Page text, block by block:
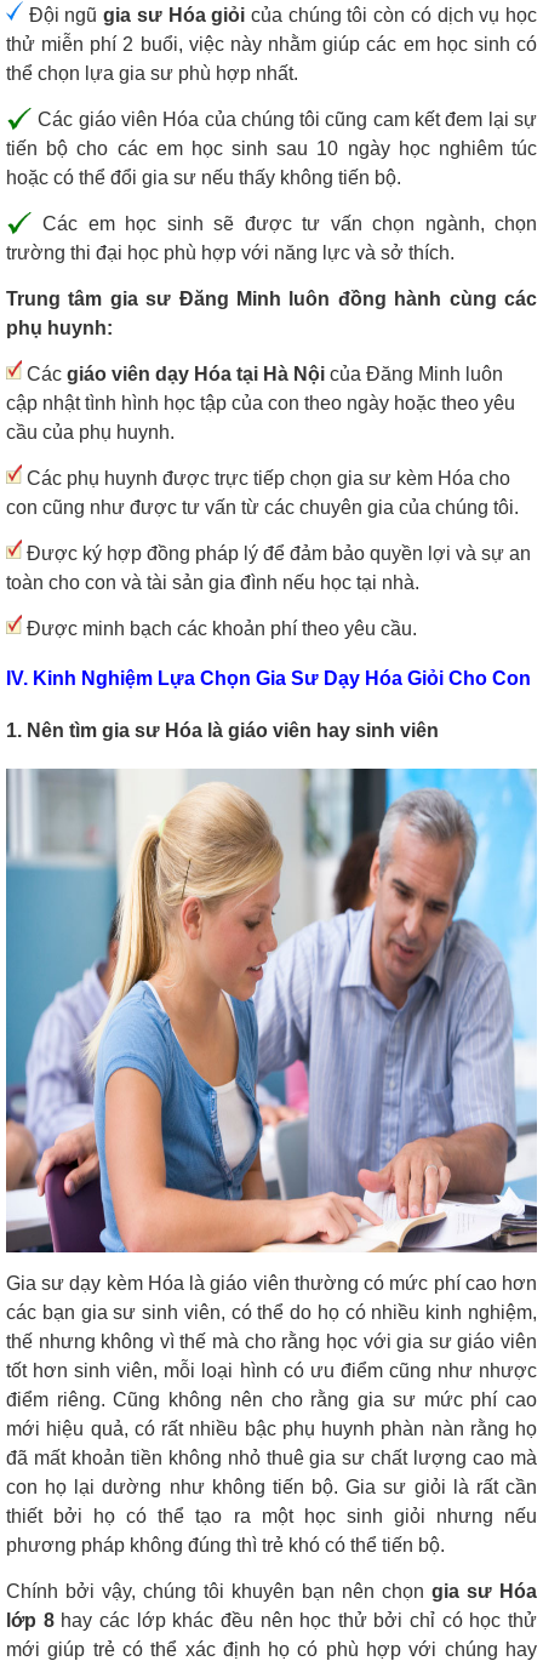
Đội ngũgia sư Hóa giỏi của chúng tôi còn có dịch vụ học
thử miễn phí 2 buổi, việc này nhằm giúp các em học sinh có
thể chọn lựa gia sư phù hợp nhất.
Các giáo viên Hóa của chúng tôi cũng cam kết đem lại sự
tiến bộ cho các em học sinh sau 10 ngày học nghiêm túc
hoặc có thể đổi gia sư nếu thấy không tiến bộ.
Các em học sinh sẽ được tư vấn chọn ngành, chọn
trường thi đại học phù hợp với năng lực và sở thích.
Trung tâm gia sư Đăng Minh luôn đồng hành cùng các
phụ huynh:
Các giáo viên dạy Hóa tại Hà Nội của Đăng Minh luôn
cập nhật tình hình học tập của con theo ngày hoặc theo yêu
cầu của phụ huynh.
Các phụ huynh được trực tiếp chọn gia sư kèm Hóa cho
con cũng như được tư vấn từ các chuyên gia của chúng tôi.
Được ký hợp đồng pháp lý để đảm bảo quyền lợi và sự an
toàn cho con và tài sản gia đình nếu học tại nhà.
Được minh bạch các khoản phí theo yêu cầu.
IV. Kinh Nghiệm Lựa Chọn Gia Sư Dạy Hóa Giỏi Cho Con
1. Nên tìm gia sư Hóa là giáo viên hay sinh viên
Gia sư dạy kèm Hóa là giáo viên thường có mức phí cao hơn
các bạn gia sư sinh viên, có thể do họ có nhiều kinh nghiệm,
thế nhưng không vì thế mà cho rằng học với gia sư giáo viên
tốt hơn sinh viên, mỗi loại hình có ưu điểm cũng như nhược
điểm riêng. Cũng không nên cho rằng gia sư mức phí cao
mới hiệu quả, có rất nhiều bậc phụ huynh phàn nàn rằng họ
đã mất khoản tiền không nhỏ thuê gia sư chất lượng cao mà
con họ lại dường như không tiến bộ. Gia sư giỏi là rất cần
thiết bởi họ có thể tạo ra một học sinh giỏi nhưng nếu
phương pháp không đúng thì trẻ khó có thể tiến bộ.
Chính bởi vậy, chúng tôi khuyên bạn nên chọn gia sư Hóa
lớp 8hay các lớp khác đều nên học thử bởi chỉ có học thử
mới giúp trẻ có thể xác định họ có phù hợp với chúng hay